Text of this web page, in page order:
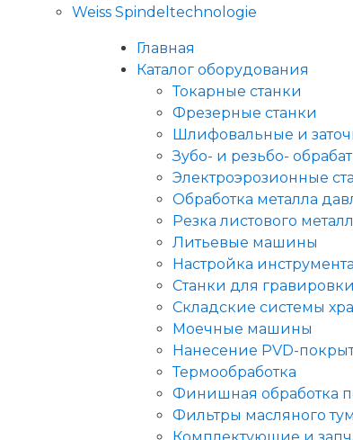
Weiss Spindeltechnologie
Главная
Каталог оборудования
Токарные станки
Фрезерные станки
Шлифовальные и
Зубо- и резьбо-
Электроэрозионные
Обработка металла
Резка листового
Литьевые машины
Настройка
Станки для
Складские системы
Моечные машины
Нанесение PVD-
Термообработка
Финишная обработка
Фильтры масляного